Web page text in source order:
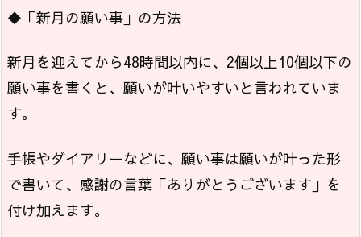
◆「新月の願い事」の方法
新月を迎えてから48時間以内に、2個以上10個以下の
願い事を書くと、願いが叶いやすいと言われていま
す。
手帳やダイアリーなどに、願い事は願いが叶った形
で書いて、感謝の言葉「ありがとうございます」を
付け加えます。